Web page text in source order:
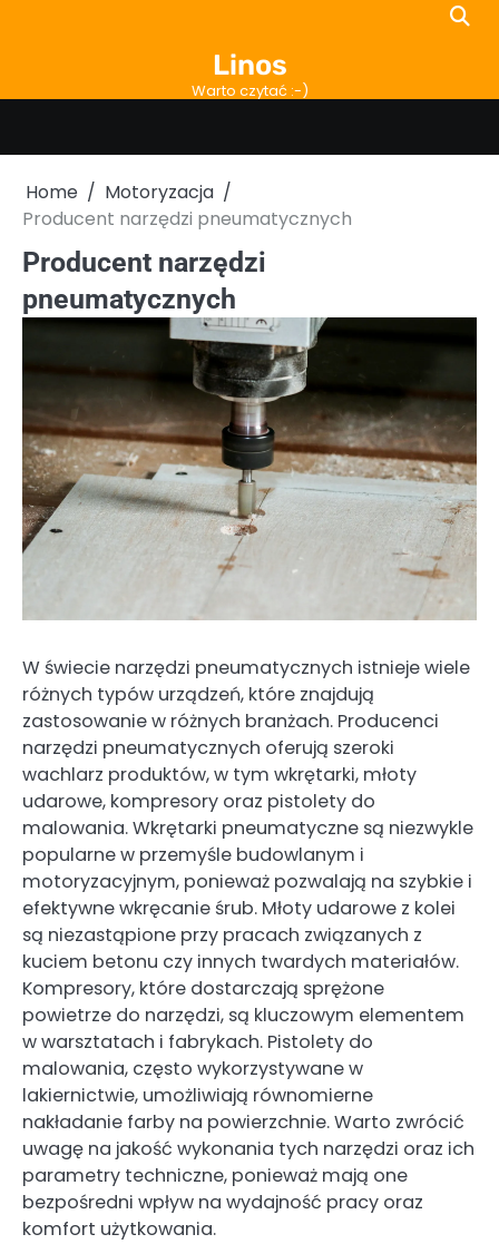
Linos
Warto czytać :-)
Home
Motoryzacja
Producent narzędzi pneumatycznych
Producent narzędzi
pneumatycznych
W świecie narzędzi pneumatycznych istnieje wiele
różnych typów urządzeń, które znajdują
zastosowanie w różnych branżach. Producenci
narzędzi pneumatycznych oferują szeroki
wachlarz produktów, w tym wkrętarki, młoty
udarowe, kompresory oraz pistolety do
malowania. Wkrętarki pneumatyczne są niezwykle
popularne w przemyśle budowlanym i
motoryzacyjnym, ponieważ pozwalają na szybkie i
efektywne wkręcanie śrub. Młoty udarowe z kolei
są niezastąpione przy pracach związanych z
kuciem betonu czy innych twardych materiałów.
Kompresory, które dostarczają sprężone
powietrze do narzędzi, są kluczowym elementem
w warsztatach i fabrykach. Pistolety do
malowania, często wykorzystywane w
lakiernictwie, umożliwiają równomierne
nakładanie farby na powierzchnie. Warto zwrócić
uwagę na jakość wykonania tych narzędzi oraz ich
parametry techniczne, ponieważ mają one
bezpośredni wpływ na wydajność pracy oraz
komfort użytkowania.